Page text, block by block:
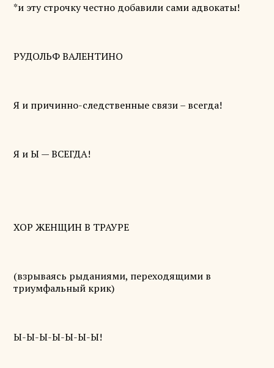
*и эту строчку честно добавили сами адвокаты!
РУДОЛЬФ ВАЛЕНТИНО
Я и причинно-следственные связи – всегда!
Я и Ы — ВСЕГДА!
ХОР ЖЕНЩИН В ТРАУРЕ
(взрываясь рыданиями, переходящими в
триумфальный крик)
Ы-Ы-Ы-Ы-Ы-Ы-Ы!